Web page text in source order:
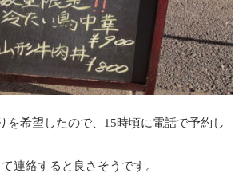
を希望したので、15時頃に電話で予約し
連絡すると良さそうです。